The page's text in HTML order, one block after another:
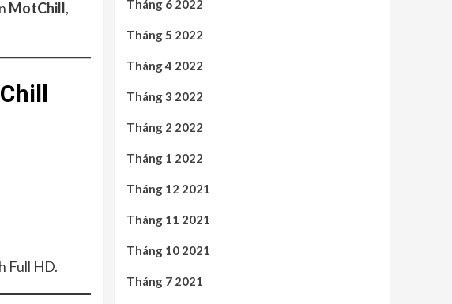
MotChill,
Full HD.
Tháng 6 2022
Tháng 5 2022
Tháng 4 2022
Tháng 3 2022
Tháng 2 2022
Tháng 1 2022
Tháng 12 2021
Tháng 11 2021
Tháng 10 2021
Tháng 7 2021